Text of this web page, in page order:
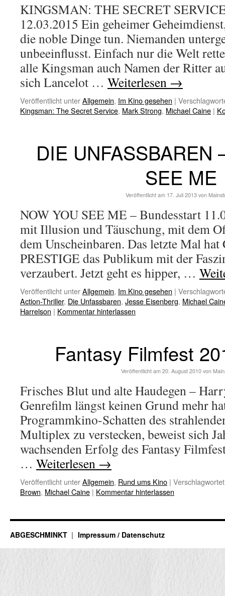
KINGSMAN: THE SECRET
12.03.2015 Ein geheimer
die noble Dinge tun. Niemanden
unbeeinflusst. Einfach nur die Welt
alle Kingsman auch Namen der Ritter
sich Lancelot … Weiterlesen →
Veröffentlicht unterAllgemein, Im Kino gesehen |
Kingsman: The Secret Service, Mark Strong, Michael Caine |
DIE UNFASSBAREN
SEE ME
Veröffentlicht am 17. Juli 2013 von
NOW YOU SEE ME – Bundesstart
mit Illusion und Täuschung, mit dem
dem Unscheinbaren. Das letzte Mal
PRESTIGE das Publikum mit der
verzaubert. Jetzt geht es hipper, …
Veröffentlicht unterAllgemein, Im Kino gesehen |
Action-Thriller, Die Unfassbaren, Jesse Eisenberg, Michael
Harrelson | Kommentar hinterlassen
Fantasy Filmfest
Veröffentlicht am 20. August 2010 von
Frisches Blut und alte Haudegen –
Genrefilm längst keinen Grund mehr
Programmkino-Schatten des
Multiplex zu verstecken, beweist sich
wachsenden Erfolg des Fantasy
… Weiterlesen →
Veröffentlicht unterAllgemein, Rund ums Kino |
Brown, Michael Caine | Kommentar hinterlassen
ABGESCHMINKT Impressum / Datenschutz